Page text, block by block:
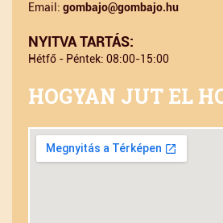
Email: gombajo@gombajo.hu
NYITVA TARTÁS:
Hétfő - Péntek: 08:00-15:00
HOGYAN JUT EL